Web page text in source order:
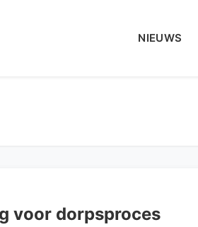
NIEUWS
voor dorpsproces